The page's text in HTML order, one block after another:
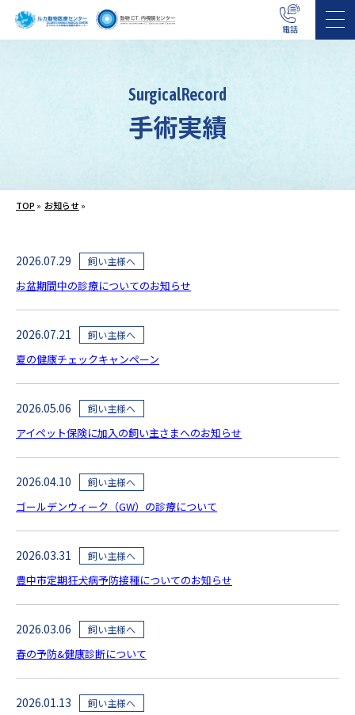
電話
SurgicalRecord
手術実績
TOP » お知らせ »
2026.07.29 飼い主様へ
お盆期間中の診療についてのお知らせ
2026.07.21 飼い主様へ
夏の健康チェックキャンペーン
2026.05.06 飼い主様へ
アイペット保険に加入の飼い主さまへのお知らせ
2026.04.10 飼い主様へ
ゴールデンウィーク（GW）の診療について
2026.03.31 飼い主様へ
豊中市定期狂犬病予防接種についてのお知らせ
2026.03.06 飼い主様へ
春の予防&健康診断について
2026.01.13 飼い主様へ